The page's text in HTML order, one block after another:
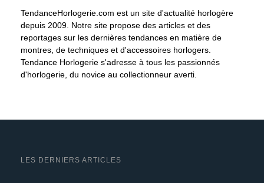
TendanceHorlogerie.com est un site d'actualité horlogère
depuis 2009. Notre site propose des articles et des
reportages sur les dernières tendances en matière de
montres, de techniques et d'accessoires horlogers.
Tendance Horlogerie s'adresse à tous les passionnés
d'horlogerie, du novice au collectionneur averti.
LES DERNIERS ARTICLES